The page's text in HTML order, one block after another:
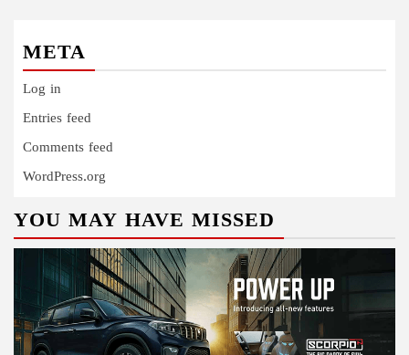
META
Log in
Entries feed
Comments feed
WordPress.org
YOU MAY HAVE MISSED